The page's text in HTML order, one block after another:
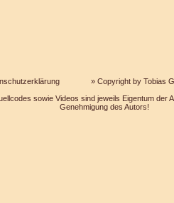
» Copyright by Tobias
sowie Videos sind jeweils Eigentum der
Genehmigung des Autors!